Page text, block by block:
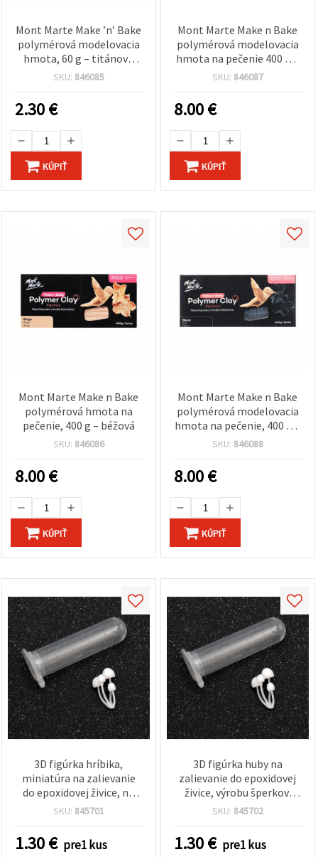
Mont Marte Make ’n’ Bake
polymérová modelovacia
hmota, 60 g – titánová
biela
SKU: 846085
2.30€
KÚPIŤ
Mont Marte Make n Bake
polymérová modelovacia
hmota na pečenie 400 g –
titánová biela
SKU: 846087
8.00€
KÚPIŤ
Mont Marte Make n Bake
polymérová hmota na
pečenie, 400 g – béžová
SKU: 846086
8.00€
KÚPIŤ
Mont Marte Make n Bake
polymérová modelovacia
hmota na pečenie, 400 g –
čierna
SKU: 846088
8.00€
KÚPIŤ
3D figúrka hríbika,
miniatúra na zalievanie
do epoxidovej živice, na
výrobu šperkov, kľúčeniek
SKU: 845701
1.30€ pre1 kus
3D figúrka huby na
zalievanie do epoxidovej
živice, výrobu šperkov,
príveskov na kľúče a DIY
SKU: 845702
1.30€ pre1 kus